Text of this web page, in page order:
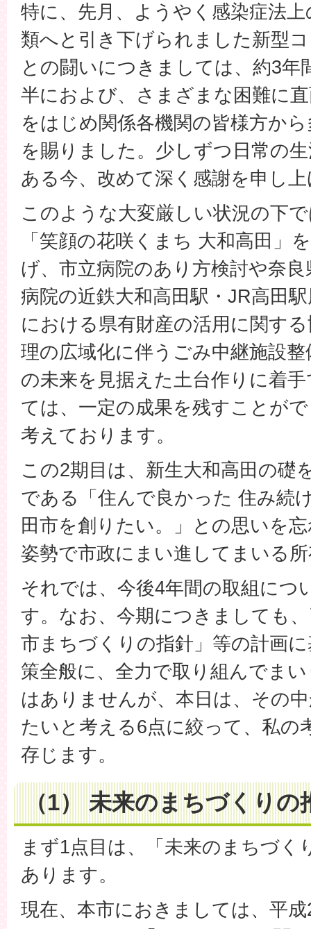
特に、先月、ようやく感染症法
類へと引き下げられました新型
との闘いにつきましては、約3年
半におよび、さまざまな困難に
をはじめ関係各機関の皆様方か
を賜りました。少しずつ日常の
ある今、改めて深く感謝を申し
このような大変厳しい状況の下
「笑顔の花咲くまち 大和高田」
げ、市立病院のあり方検討や奈
病院の近鉄大和高田駅・JR高田
における県有財産の活用に関す
理の広域化に伴うごみ中継施設
の未来を見据えた土台作りに着
ては、一定の成果を残すことが
考えております。
この2期目は、新生大和高田の礎
である「住んで良かった 住み続
田市を創りたい。」との思いを
姿勢で市政にまい進してまいる
それでは、今後4年間の取組につ
す。なお、今期につきましても
市まちづくりの指針」等の計画
策全般に、全力で取り組んでま
はありませんが、本日は、その
たいと考える6点に絞って、私の
存じます。
（1） 未来のまちづくり
まず1点目は、「未来のまちづく
あります。
現在、本市におきましては、平